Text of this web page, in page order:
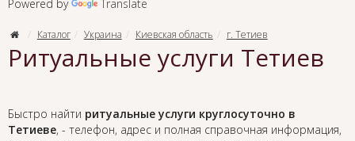
Powered by Translate
Каталог Украина Киевская область г. Тетиев
Ритуальные услуги Тетиев
Быстро найти ритуальные услуги круглосуточно в
Тетиеве, - телефон, адрес и полная справочная информация,